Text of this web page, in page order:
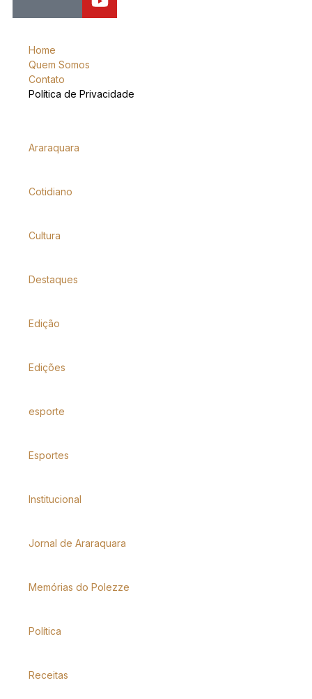
Home
Quem Somos
Contato
Política de Privacidade
Araraquara
Cotidiano
Cultura
Destaques
Edição
Edições
esporte
Esportes
Institucional
Jornal de Araraquara
Memórias do Polezze
Política
Receitas